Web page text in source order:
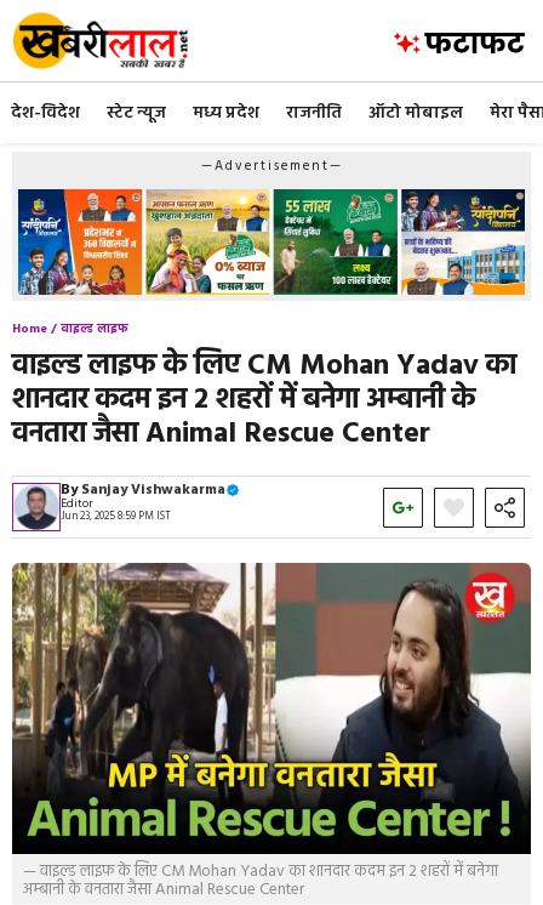
Skip
to
content
देश-विदेश स्टेट न्यूज मध्य प्रदेश राजनीति ऑटो मोबाइल मेरा
—Advertisement—
Home /वाइल्ड लाइफ
वाइल्ड लाइफ के लिए CM Mohan Yadav का
शानदार कदम इन 2 शहरों में बनेगा अम्बानी के
वनतारा जैसा Animal Rescue Center
BySanjay Vishwakarma
Editor
Jun 23, 2025 8:59 PM IST
— वाइल्ड लाइफ के लिए CM Mohan Yadav का शानदार कदम इन 2 शहरों में बनेगा
अम्बानी के वनतारा जैसा Animal Rescue Center